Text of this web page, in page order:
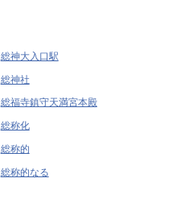
総神大入口駅
総神社
総福寺鎮守天満宮本殿
総称化
総称的
総称的なる